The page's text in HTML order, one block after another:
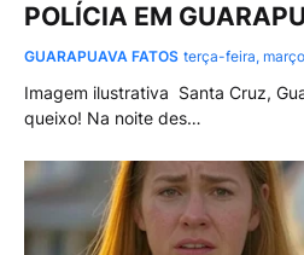
POLÍCIA EM
GUARAPUAVA FATOS terça-feira,
Imagem ilustrativa Santa Cruz,
queixo! Na noite des…